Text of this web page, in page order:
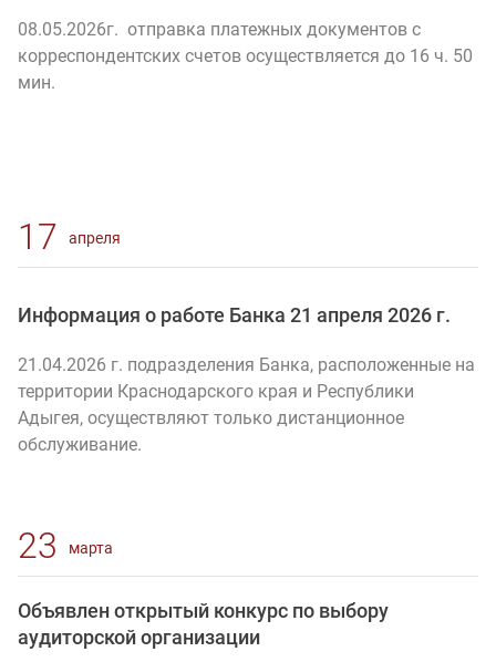
08.05.2026г. отправка платежных документов с
корреспондентских счетов осуществляется до 16 ч. 50
мин.
17 апреля
Информация о работе Банка 21 апреля 2026 г.
21.04.2026 г. подразделения Банка, расположенные на
территории Краснодарского края и Республики
Адыгея, осуществляют только дистанционное
обслуживание.
23 марта
Объявлен открытый конкурс по выбору
аудиторской организации